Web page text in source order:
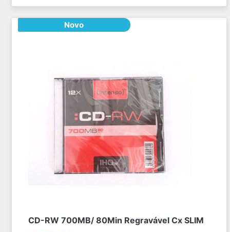
Novo
CD-RW 700MB/ 80Min Regravável Cx SLIM